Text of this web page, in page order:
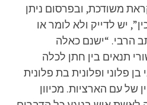
משודכת, ובפרסום ניתן
יש לדייק ולא לומר או
הרבי. “ישנם כאלה
תנאים בין חתן לכלה
פלוני ופלונית בת פלונית
של עם הארציות. מכיוון